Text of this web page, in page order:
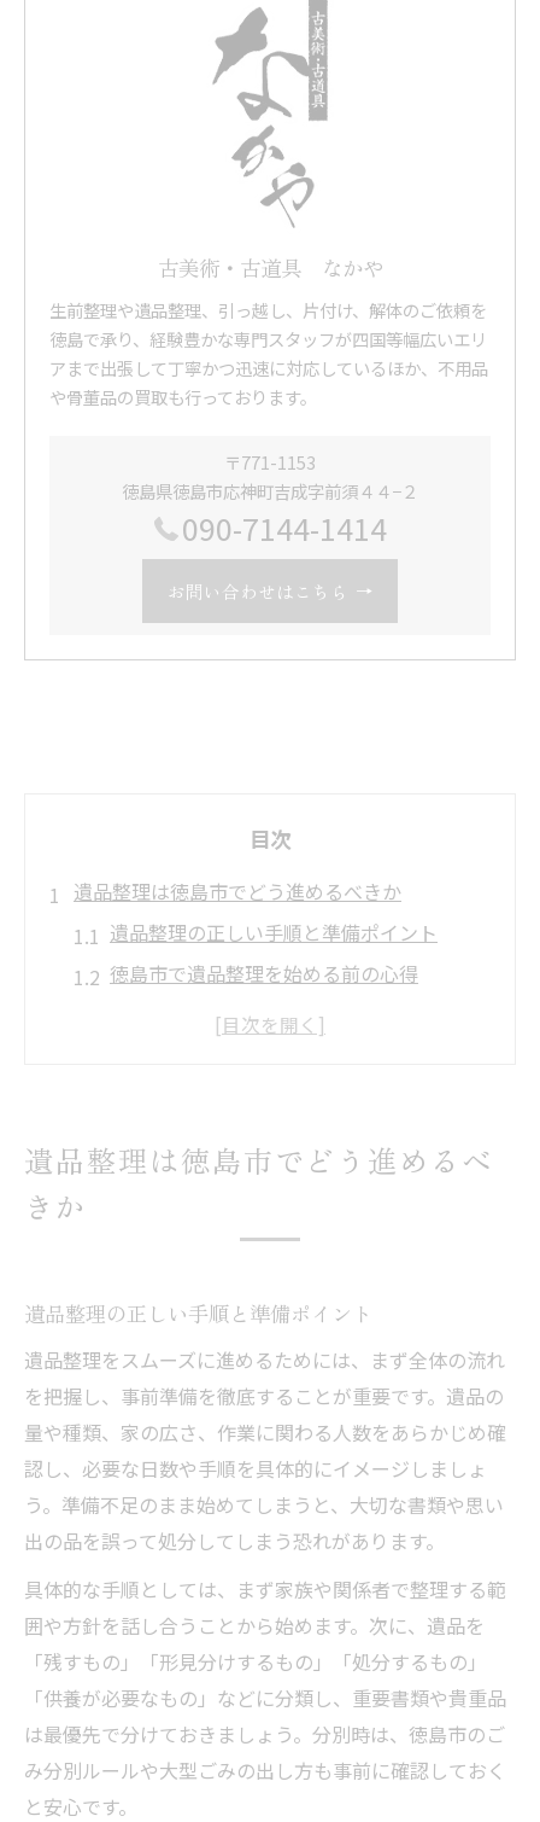
古美術・古道具 なかや
生前整理や遺品整理、引っ越し、片付け、解体のご依頼を
徳島で承り、経験豊かな専門スタッフが四国等幅広いエリ
アまで出張して丁寧かつ迅速に対応しているほか、不用品
や骨董品の買取も行っております。
〒771-1153
徳島県徳島市応神町吉成字前須４４−２
090-7144-1414
お問い合わせはこちら
目次
遺品整理は徳島市でどう進めるべきか
遺品整理の正しい手順と準備ポイント
徳島市で遺品整理を始める前の心得
失敗しない遺品整理のタイミングと流れ
遺品整理で大切な物を守る選別のコツ
トラブルを防ぐ遺品整理の連絡・確認術
失敗しない遺品整理方法と注意点まとめ
遺品整理でやりがちな失敗例と対策
遺品整理の注意点と安全な進め方
徳島市で注意すべき分別ルールの確認
大切な書類を守る遺品整理のポイント
遺品整理のトラブル回避術を解説
費用も抑えた徳島市での遺品整理術
遺品整理の費用を抑えるポイント解説
自分で進める遺品整理と業者依頼の違い
遺品整理の見積もり比較で損しない方法
必要な費用と節約術を遺品整理で実践
遺品整理は徳島市でどう進めるべ
きか
遺品整理の正しい手順と準備ポイント
遺品整理をスムーズに進めるためには、まず全体の流れ
を把握し、事前準備を徹底することが重要です。遺品の
量や種類、家の広さ、作業に関わる人数をあらかじめ確
認し、必要な日数や手順を具体的にイメージしましょ
う。準備不足のまま始めてしまうと、大切な書類や思い
出の品を誤って処分してしまう恐れがあります。
具体的な手順としては、まず家族や関係者で整理する範
囲や方針を話し合うことから始めます。次に、遺品を
「残すもの」「形見分けするもの」「処分するもの」
「供養が必要なもの」などに分類し、重要書類や貴重品
は最優先で分けておきましょう。分別時は、徳島市のご
み分別ルールや大型ごみの出し方も事前に確認しておく
と安心です。